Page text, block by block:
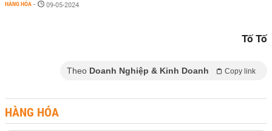
HÀNG HÓA - 09-05-2024
Tố Tố
Theo Doanh Nghiệp & Kinh Doanh Copy link
HÀNG HÓA